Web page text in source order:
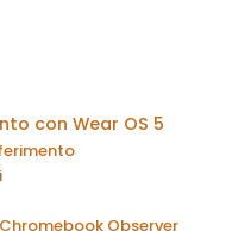
con Wear OS 5
Observer